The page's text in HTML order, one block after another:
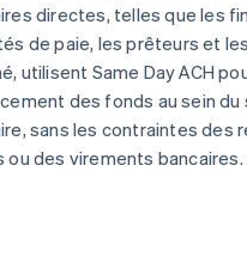
directes, telles que les
de paie, les prêteurs et
utilisent Same Day ACH
des fonds au sein du
sans les contraintes des
ou des virements bancaires.